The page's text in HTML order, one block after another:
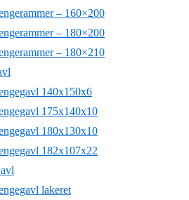
– 160×200
– 180×200
– 180×210
140x150x6
175x140x10
180x130x10
182x107x22
lakeret